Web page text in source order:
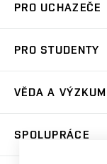
Koleje
Sport na VUT
PRO UCHAZEČE
Dny otevřených
Celoživotní
PRO STUDENTY
Harmonogram
Závěrečné práce
Zpracování
Sociální bezpečí
Studium bez bariér
VĚDA A VÝZKUM
SPOLUPRÁCE